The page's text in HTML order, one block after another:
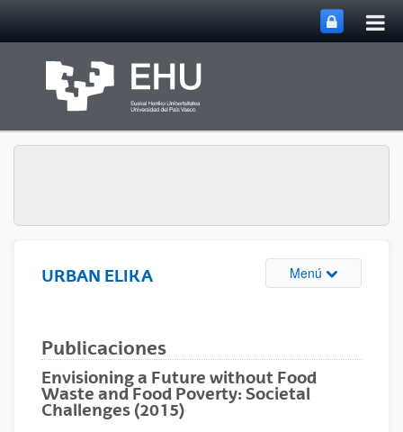
URBAN ELIKA Menú Abrir/cerrar
Publicaciones
Envisioning a Future without Food
Waste and Food Poverty: Societal
Challenges (2015)